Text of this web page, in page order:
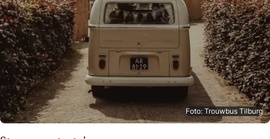
Foto: Trouwbus Tilburg